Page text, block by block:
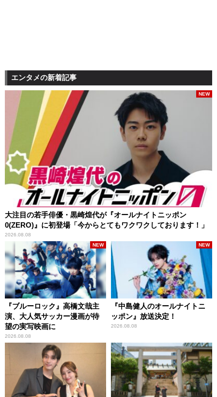
エンタメの新着記事
大注目の若手俳優・黒崎煌代が『オールナイトニッポン
0(ZERO)』に初登場「今からとてもワクワクしております！」
2026.08.08
NEW
『ブルーロック』高橋文哉主
演、大人気サッカー漫画が待
望の実写映画に
2026.08.08
NEW
『中島健人のオールナイトニ
ッポン』放送決定！
2026.08.08
NEW